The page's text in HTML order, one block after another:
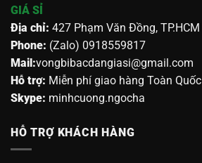
GIÁ SỈ
Địa chỉ: 427 Phạm Văn Đồng, TP.HCM
Phone: (Zalo) 0918559817
Mail:vongbibacdangiasi@gmail.com
Hỗ trợ: Miễn phí giao hàng Toàn Quốc
Skype: minhcuong.ngocha
HỖ TRỢ KHÁCH HÀNG